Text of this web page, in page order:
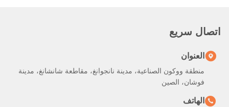
اتصال سريع
العنوان
منطقة ووكون الصناعية، مدينة نانجوانغ، مقاطعة شانشانغ، مدينة
فوشان، الصين
الهاتف